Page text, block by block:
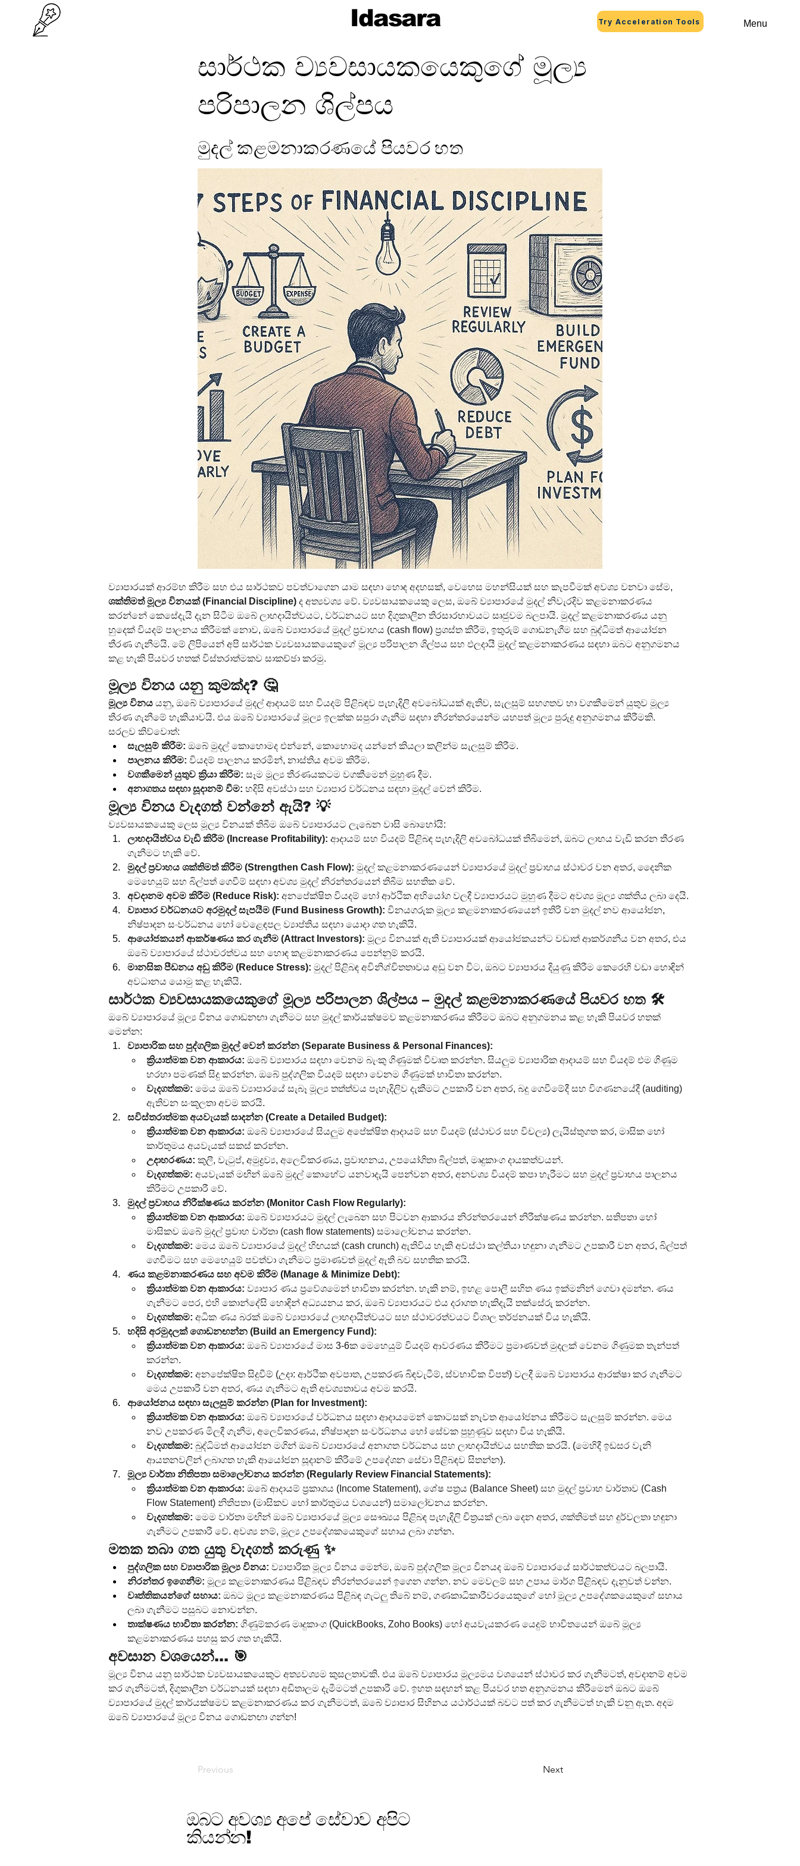
Idasara Try Acceleration Tools Menu
සාර්ථක ව්‍යවසායකයෙකුගේ මූල්‍ය
පරිපාලන ශිල්පය
මුදල් කළමනාකරණයේ පියවර හත
ව්‍යාපාරයක් ආරම්භ කිරීම සහ එය සාර්ථකව පවත්වාගෙන යාම සඳහා හොඳ අදහසක්, වෙහෙස මහන්සියක් සහ කැපවීමක් අවශ්‍ය වනවා සේම,
ශක්තිමත් මූල්‍ය විනයක් (Financial Discipline) ද අත්‍යවශ්‍ය වේ. ව්‍යවසායකයෙකු ලෙස, ඔබේ ව්‍යාපාරයේ මුදල් නිවැරදිව කළමනාකරණය
කරන්නේ කෙසේදැයි දැන සිටීම ඔබේ ලාභදායිත්වයට, වර්ධනයට සහ දිගුකාලීන තිරසාරභාවයට සෘජුවම බලපායි. මුදල් කළමනාකරණය යනු
හුදෙක් වියදම් පාලනය කිරීමක් නොව, ඔබේ ව්‍යාපාරයේ මුදල් ප්‍රවාහය (cash flow) ප්‍රශස්ත කිරීම, ඉතුරුම් ගොඩනැගීම සහ බුද්ධිමත් ආයෝජන
තීරණ ගැනීමයි. මේ ලිපියෙන් අපි සාර්ථක ව්‍යවසායකයෙකුගේ මූල්‍ය පරිපාලන ශිල්පය සහ ඵලදායී මුදල් කළමනාකරණය සඳහා ඔබට අනුගමනය
කළ හැකි පියවර හතක් විස්තරාත්මකව සාකච්ඡා කරමු.
මූල්‍ය විනය යනු කුමක්ද? 🤔
මූල්‍ය විනය යනු, ඔබේ ව්‍යාපාරයේ මුදල් ආදායම් සහ වියදම් පිළිබඳව පැහැදිලි අවබෝධයක් ඇතිව, සැලසුම් සහගතව හා වගකීමෙන් යුතුව මූල්‍ය
තීරණ ගැනීමේ හැකියාවයි. එය ඔබේ ව්‍යාපාරයේ මූල්‍ය ඉලක්ක සපුරා ගැනීම සඳහා නිරන්තරයෙන්ම යහපත් මූල්‍ය පුරුදු අනුගමනය කිරීමකි.
සරලව කිව්වොත්:
සැලසුම් කිරීම: ඔබේ මුදල් කොහොමද එන්නේ, කොහොමද යන්නේ කියලා කලින්ම සැලසුම් කිරීම.
පාලනය කිරීම: වියදම් පාලනය කරමින්, නාස්තිය අවම කිරීම.
වගකීමෙන් යුතුව ක්‍රියා කිරීම: සෑම මූල්‍ය තීරණයකටම වගකීමෙන් මුහුණ දීම.
අනාගතය සඳහා සූදානම් වීම: හදිසි අවස්ථා සහ ව්‍යාපාර වර්ධනය සඳහා මුදල් වෙන් කිරීම.
මූල්‍ය විනය වැදගත් වන්නේ ඇයි? 💡
ව්‍යවසායකයෙකු ලෙස මූල්‍ය විනයක් තිබීම ඔබේ ව්‍යාපාරයට ලැබෙන වාසි බොහෝයි:
ලාභදායිත්වය වැඩි කිරීම (Increase Profitability): ආදායම් සහ වියදම් පිළිබඳ පැහැදිලි අවබෝධයක් තිබීමෙන්, ඔබට ලාභය වැඩි කරන තීරණ
ගැනීමට හැකි වේ.
මුදල් ප්‍රවාහය ශක්තිමත් කිරීම (Strengthen Cash Flow): මුදල් කළමනාකරණයෙන් ව්‍යාපාරයේ මුදල් ප්‍රවාහය ස්ථාවර වන අතර, දෛනික
මෙහෙයුම් සහ බිල්පත් ගෙවීම් සඳහා අවශ්‍ය මුදල් නිරන්තරයෙන් තිබීම සහතික වේ.
අවදානම අවම කිරීම (Reduce Risk): අනපේක්ෂිත වියදම් හෝ ආර්ථික අභියෝග වලදී ව්‍යාපාරයට මුහුණ දීමට අවශ්‍ය මූල්‍ය ශක්තිය ලබා දෙයි.
ව්‍යාපාර වර්ධනයට අරමුදල් සැපයීම (Fund Business Growth): විනයගරුක මූල්‍ය කළමනාකරණයෙන් ඉතිරි වන මුදල් නව ආයෝජන,
නිෂ්පාදන සංවර්ධනය හෝ වෙළෙඳපල ව්‍යාප්තිය සඳහා යොදා ගත හැකියි.
ආයෝජකයන් ආකර්ෂණය කර ගැනීම (Attract Investors): මූල්‍ය විනයක් ඇති ව්‍යාපාරයක් ආයෝජකයන්ට වඩාත් ආකර්ශනීය වන අතර, එය
ඔබේ ව්‍යාපාරයේ ස්ථාවරත්වය සහ හොඳ කළමනාකරණය පෙන්නුම් කරයි.
මානසික පීඩනය අඩු කිරීම (Reduce Stress): මුදල් පිළිබඳ අවිනිශ්චිතතාවය අඩු වන විට, ඔබට ව්‍යාපාරය දියුණු කිරීම කෙරෙහි වඩා හොඳින්
අවධානය යොමු කළ හැකියි.
සාර්ථක ව්‍යවසායකයෙකුගේ මූල්‍ය පරිපාලන ශිල්පය – මුදල් කළමනාකරණයේ පියවර හත 🛠️
ඔබේ ව්‍යාපාරයේ මූල්‍ය විනය ගොඩනඟා ගැනීමට සහ මුදල් කාර්යක්ෂමව කළමනාකරණය කිරීමට ඔබට අනුගමනය කළ හැකි පියවර හතක්
මෙන්න:
ව්‍යාපාරික සහ පුද්ගලික මුදල් වෙන් කරන්න (Separate Business & Personal Finances):
ක්‍රියාත්මක වන ආකාරය: ඔබේ ව්‍යාපාරය සඳහා වෙනම බැංකු ගිණුමක් විවෘත කරන්න. සියලුම ව්‍යාපාරික ආදායම් සහ වියදම් එම ගිණුම
හරහා පමණක් සිදු කරන්න. ඔබේ පුද්ගලික වියදම් සඳහා වෙනම ගිණුමක් භාවිතා කරන්න.
වැදගත්කම: මෙය ඔබේ ව්‍යාපාරයේ සැබෑ මූල්‍ය තත්ත්වය පැහැදිලිව දැකීමට උපකාරී වන අතර, බදු ගෙවීමේදී සහ විගණනයේදී (auditing)
ඇතිවන සංකූලතා අවම කරයි.
සවිස්තරාත්මක අයවැයක් සාදන්න (Create a Detailed Budget):
ක්‍රියාත්මක වන ආකාරය: ඔබේ ව්‍යාපාරයේ සියලුම අපේක්ෂිත ආදායම් සහ වියදම් (ස්ථාවර සහ විචල්‍ය) ලැයිස්තුගත කර, මාසික හෝ
කාර්තුමය අයවැයක් සකස් කරන්න.
උදාහරණය: කුලී, වැටුප්, අමුද්‍රව්‍ය, අලෙවිකරණය, ප්‍රවාහනය, උපයෝගිතා බිල්පත්, මෘදුකාංග දායකත්වයන්.
වැදගත්කම: අයවැයක් මඟින් ඔබේ මුදල් කොහේට යනවාදැයි පෙන්වන අතර, අනවශ්‍ය වියදම් කපා හැරීමට සහ මුදල් ප්‍රවාහය පාලනය
කිරීමට උපකාරී වේ.
මුදල් ප්‍රවාහය නිරීක්ෂණය කරන්න (Monitor Cash Flow Regularly):
ක්‍රියාත්මක වන ආකාරය: ඔබේ ව්‍යාපාරයට මුදල් ලැබෙන සහ පිටවන ආකාරය නිරන්තරයෙන් නිරීක්ෂණය කරන්න. සතිපතා හෝ
මාසිකව ඔබේ මුදල් ප්‍රවාහ වාර්තා (cash flow statements) සමාලෝචනය කරන්න.
වැදගත්කම: මෙය ඔබේ ව්‍යාපාරයේ මුදල් හිඟයක් (cash crunch) ඇතිවිය හැකි අවස්ථා කල්තියා හඳුනා ගැනීමට උපකාරී වන අතර, බිල්පත්
ගෙවීමට සහ මෙහෙයුම් පවත්වා ගැනීමට ප්‍රමාණවත් මුදල් ඇති බව සහතික කරයි.
ණය කළමනාකරණය සහ අවම කිරීම (Manage & Minimize Debt):
ක්‍රියාත්මක වන ආකාරය: ව්‍යාපාර ණය ප්‍රවේශමෙන් භාවිතා කරන්න. හැකි නම්, ඉහළ පොලී සහිත ණය ඉක්මනින් ගෙවා දමන්න. ණය
ගැනීමට පෙර, එහි කොන්දේසි හොඳින් අධ්‍යයනය කර, ඔබේ ව්‍යාපාරයට එය දරාගත හැකිදැයි තක්සේරු කරන්න.
වැදගත්කම: අධික ණය බරක් ඔබේ ව්‍යාපාරයේ ලාභදායිත්වයට සහ ස්ථාවරත්වයට විශාල තර්ජනයක් විය හැකියි.
හදිසි අරමුදලක් ගොඩනඟන්න (Build an Emergency Fund):
ක්‍රියාත්මක වන ආකාරය: ඔබේ ව්‍යාපාරයේ මාස 3-6ක මෙහෙයුම් වියදම් ආවරණය කිරීමට ප්‍රමාණවත් මුදලක් වෙනම ගිණුමක තැන්පත්
කරන්න.
වැදගත්කම: අනපේක්ෂිත සිදුවීම් (උදා: ආර්ථික අවපාත, උපකරණ බිඳවැටීම්, ස්වභාවික විපත්) වලදී ඔබේ ව්‍යාපාරය ආරක්ෂා කර ගැනීමට
මෙය උපකාරී වන අතර, ණය ගැනීමට ඇති අවශ්‍යතාවය අවම කරයි.
ආයෝජනය සඳහා සැලසුම් කරන්න (Plan for Investment):
ක්‍රියාත්මක වන ආකාරය: ඔබේ ව්‍යාපාරයේ වර්ධනය සඳහා ආදායමෙන් කොටසක් නැවත ආයෝජනය කිරීමට සැලසුම් කරන්න. මෙය
නව උපකරණ මිලදී ගැනීම, අලෙවිකරණය, නිෂ්පාදන සංවර්ධනය හෝ සේවක පුහුණුව සඳහා විය හැකියි.
වැදගත්කම: බුද්ධිමත් ආයෝජන මගින් ඔබේ ව්‍යාපාරයේ අනාගත වර්ධනය සහ ලාභදායිත්වය සහතික කරයි. (මෙහිදී ඉඩසර වැනි
ආයතනවලින් ලබාගත හැකි ආයෝජන සූදානම් කිරීමේ උපදේශන සේවා පිළිබඳව සිතන්න).
මූල්‍ය වාර්තා නිතිපතා සමාලෝචනය කරන්න (Regularly Review Financial Statements):
ක්‍රියාත්මක වන ආකාරය: ඔබේ ආදායම් ප්‍රකාශය (Income Statement), ශේෂ පත්‍රය (Balance Sheet) සහ මුදල් ප්‍රවාහ වාර්තාව (Cash
Flow Statement) නිතිපතා (මාසිකව හෝ කාර්තුමය වශයෙන්) සමාලෝචනය කරන්න.
වැදගත්කම: මෙම වාර්තා මඟින් ඔබේ ව්‍යාපාරයේ මූල්‍ය සෞඛ්‍යය පිළිබඳ පැහැදිලි චිත්‍රයක් ලබා දෙන අතර, ශක්තිමත් සහ දුර්වලතා හඳුනා
ගැනීමට උපකාරී වේ. අවශ්‍ය නම්, මූල්‍ය උපදේශකයෙකුගේ සහාය ලබා ගන්න.
මතක තබා ගත යුතු වැදගත් කරුණු ✨
පුද්ගලික සහ ව්‍යාපාරික මූල්‍ය විනය: ව්‍යාපාරික මූල්‍ය විනය මෙන්ම, ඔබේ පුද්ගලික මූල්‍ය විනයද ඔබේ ව්‍යාපාරයේ සාර්ථකත්වයට බලපායි.
නිරන්තර ඉගෙනීම: මූල්‍ය කළමනාකරණය පිළිබඳව නිරන්තරයෙන් ඉගෙන ගන්න. නව මෙවලම් සහ උපාය මාර්ග පිළිබඳව දැනුවත් වන්න.
වෘත්තිකයන්ගේ සහාය: ඔබට මූල්‍ය කළමනාකරණය පිළිබඳ ගැටලු තිබේ නම්, ගණකාධිකාරීවරයෙකුගේ හෝ මූල්‍ය උපදේශකයෙකුගේ සහාය
ලබා ගැනීමට පසුබට නොවන්න.
තාක්ෂණය භාවිතා කරන්න: ගිණුම්කරණ මෘදුකාංග (QuickBooks, Zoho Books) හෝ අයවැයකරණ යෙදුම් භාවිතයෙන් ඔබේ මූල්‍ය
කළමනාකරණය පහසු කර ගත හැකියි.
අවසාන වශයෙන්... 🎯
මූල්‍ය විනය යනු සාර්ථක ව්‍යවසායකයෙකුට අත්‍යවශ්‍යම කුසලතාවකි. එය ඔබේ ව්‍යාපාරය මූල්‍යමය වශයෙන් ස්ථාවර කර ගැනීමටත්, අවදානම් අවම
කර ගැනීමටත්, දිගුකාලීන වර්ධනයක් සඳහා අඩිතාලම දැමීමටත් උපකාරී වේ. ඉහත සඳහන් කළ පියවර හත අනුගමනය කිරීමෙන් ඔබට ඔබේ
ව්‍යාපාරයේ මුදල් කාර්යක්ෂමව කළමනාකරණය කර ගැනීමටත්, ඔබේ ව්‍යාපාර සිහිනය යථාර්ථයක් බවට පත් කර ගැනීමටත් හැකි වනු ඇත. අදම
ඔබේ ව්‍යාපාරයේ මූල්‍ය විනය ගොඩනඟා ගන්න!
Previous Next
ඔබට අවශ්‍ය අපේ සේවාව අපිට
කියන්න!